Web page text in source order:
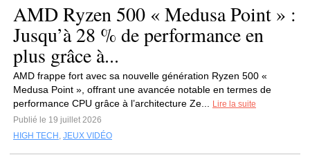
AMD Ryzen 500 « Medusa Point » :
Jusqu’à 28 % de performance en
plus grâce à...
AMD frappe fort avec sa nouvelle génération Ryzen 500 «
Medusa Point », offrant une avancée notable en termes de
performance CPU grâce à l’architecture Ze...
Lire la suite
Publié le 19 juillet 2026
HIGH TECH , JEUX VIDÉO